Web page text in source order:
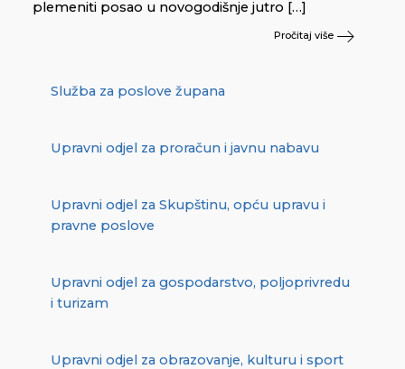
plemeniti posao u novogodišnje jutro […]
Pročitaj više
Služba za poslove župana
Upravni odjel za proračun i javnu nabavu
Upravni odjel za Skupštinu, opću upravu i
pravne poslove
Upravni odjel za gospodarstvo, poljoprivredu
i turizam
Upravni odjel za obrazovanje, kulturu i sport